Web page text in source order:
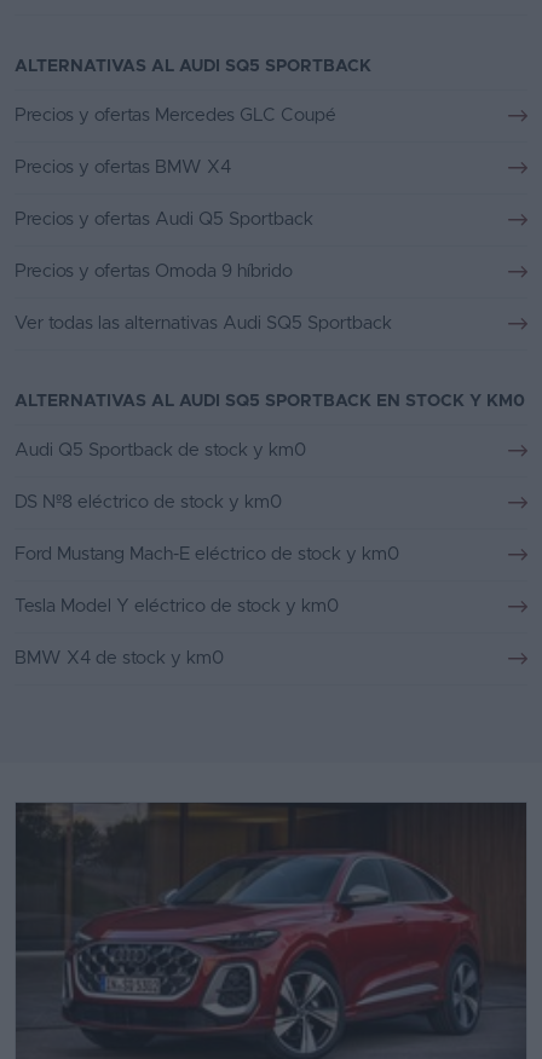
ALTERNATIVAS AL AUDI SQ5 SPORTBACK
Precios y ofertas Mercedes GLC Coupé
Precios y ofertas BMW X4
Precios y ofertas Audi Q5 Sportback
Precios y ofertas Omoda 9 híbrido
Ver todas las alternativas Audi SQ5 Sportback
ALTERNATIVAS AL AUDI SQ5 SPORTBACK EN STOCK Y KM0
Audi Q5 Sportback de stock y km0
DS Nº8 eléctrico de stock y km0
Ford Mustang Mach-E eléctrico de stock y km0
Tesla Model Y eléctrico de stock y km0
BMW X4 de stock y km0